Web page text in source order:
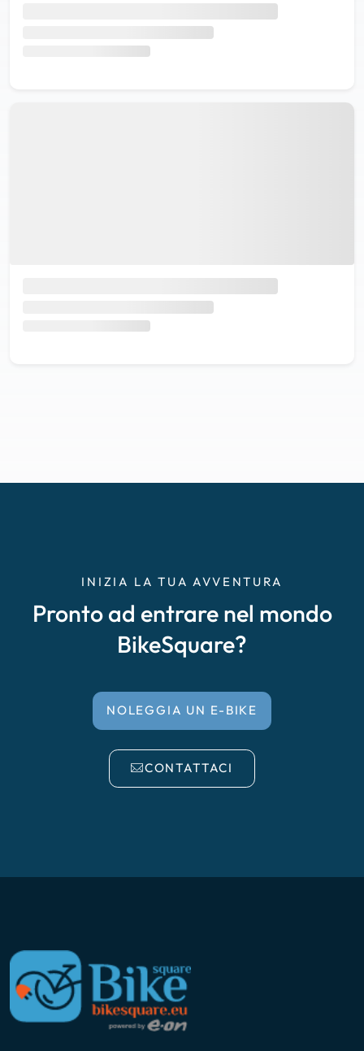
INIZIA LA TUA AVVENTURA
Pronto ad entrare nel mondo
BikeSquare?
NOLEGGIA UN E-BIKE
CONTATTACI